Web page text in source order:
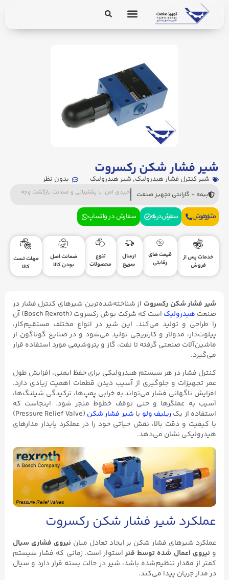
شیر فشار شکن رکسروت
شیر کنترل فشار هیدرولیک, شیر هیدرولیک بدون نظر
بیمه + گارانتی تجهیز صنعت خریدی امن، با پشتیبانی و ضمانت بازگشت وجه
مشاوره فروش سفارش در بله سفارش در واتساپ
خدمات پس از
فروش
قیمت های
رقابتی
ارسال
سریع
تنوع
محصولات
ضمانت اصل
بودن کالا
مهلت تست
کالا
شیر فشار شکن رکسروت از شناخته‌شده‌ترین شیرهای کنترل فشار در
صنعت هیدرولیک
است که شرکت بوش رکسروت (Bosch Rexroth) آن
را طراحی و تولید می‌کند. این شیر در انواع مختلف مستقیم‌کار،
پیلوت‌دار، مدولار و کارتریجی تولید می‌شود و در صنایع گوناگون از
ماشین‌آلات صنعتی گرفته تا نفت، گاز و پتروشیمی مورد استفاده قرار
می‌گیرد.
کنترل فشار در هر سیستم هیدرولیکی برای حفظ ایمنی، افزایش طول
عمر تجهیزات و جلوگیری از آسیب دیدن قطعات اهمیت زیادی دارد.
افزایش ناگهانی فشار می‌تواند به خرابی پمپ‌ها، ترکیدگی شیلنگ‌ها،
آسیب به عملگرها و حتی توقف خطوط منجر شود. اینجاست که
استفاده از یک ریلیف ولو یا شیر فشار شکن
(Pressure Relief Valve)
با کیفیت و دقت بالا، نقش حیاتی خود را در عملکرد پایدار مدارهای
هیدرولیکی نشان می‌دهد.
عملکرد شیر فشار شکن رکسروت
عملکرد شیرهای فشار شکن بر ایجاد تعادل میان نیروی فشاری سیال
و نیروی اعمال شده توسط فنراستوار است. زمانی که فشار سیستم
کمتر از مقدار تنظیم‌شده باشد، شیر در حالت بسته قرار دارد و سیال
در مدار جریان پیدا می‌کند.